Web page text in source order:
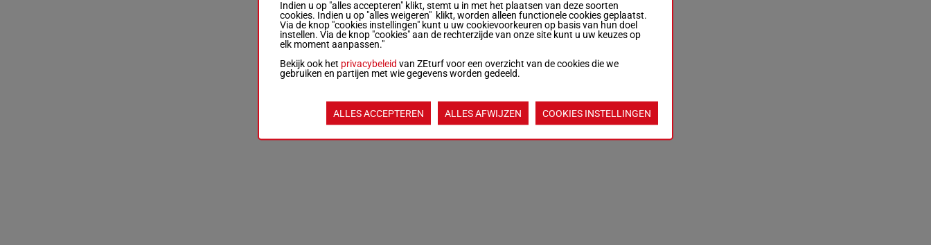
Indien u op "alles accepteren" klikt, stemt u in met het plaatsen van deze soorten
cookies. Indien u op "alles weigeren" klikt, worden alleen functionele cookies geplaatst.
Via de knop "cookies instellingen" kunt u uw cookievoorkeuren op basis van hun doel
instellen. Via de knop "cookies" aan de rechterzijde van onze site kunt u uw keuzes op
elk moment aanpassen."
Bekijk ook het privacybeleid van ZEturf voor een overzicht van de cookies die we
gebruiken en partijen met wie gegevens worden gedeeld.
ALLES ACCEPTEREN ALLES AFWIJZEN COOKIES INSTELLINGEN